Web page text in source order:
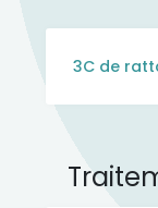
3C de